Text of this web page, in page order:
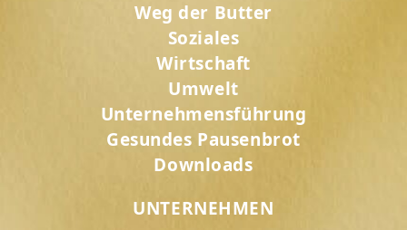
Weg der Butter
Soziales
Wirtschaft
Umwelt
Unternehmensführung
Gesundes Pausenbrot
Downloads
UNTERNEHMEN